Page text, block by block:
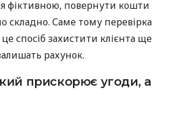
фіктивною, повернути кошти
складно. Саме тому перевірка
спосіб захистити клієнта ще
рахунок.
прискорює угоди, а